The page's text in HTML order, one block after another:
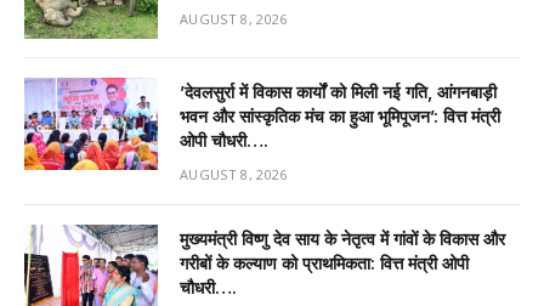
AUGUST 8, 2026
’देवलसुर्रा में विकास कार्यों को मिली नई गति, आंगनबाड़ी
भवन और सांस्कृतिक मंच का हुआ भूमिपूजन’: वित्त मंत्री
ओपी चौधरी….
AUGUST 8, 2026
मुख्यमंत्री विष्णु देव साय के नेतृत्व में गांवों के विकास और
गरीबों के कल्याण को प्राथमिकता: वित्त मंत्री ओपी
चौधरी….